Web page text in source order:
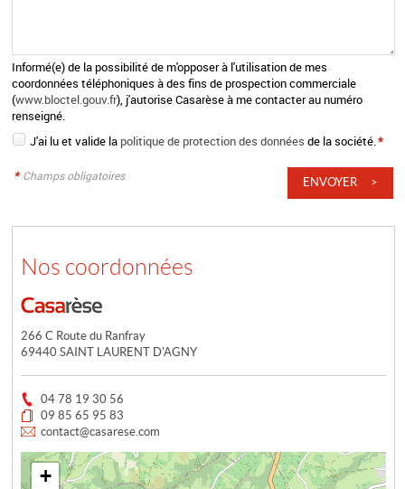
Informé(e) de la possibilité de m'opposer à l'utilisation de mes
coordonnées téléphoniques à des fins de prospection commerciale
(www.bloctel.gouv.fr), j'autorise Casarèse à me contacter au numéro
renseigné.
J'ai lu et valide la politique de protection des données de la société.*
* Champs obligatoires
Nos coordonnées
266 C Route du Ranfray
69440 SAINT LAURENT D'AGNY
04 78 19 30 56
09 85 65 95 83
contact@casarese.com
+